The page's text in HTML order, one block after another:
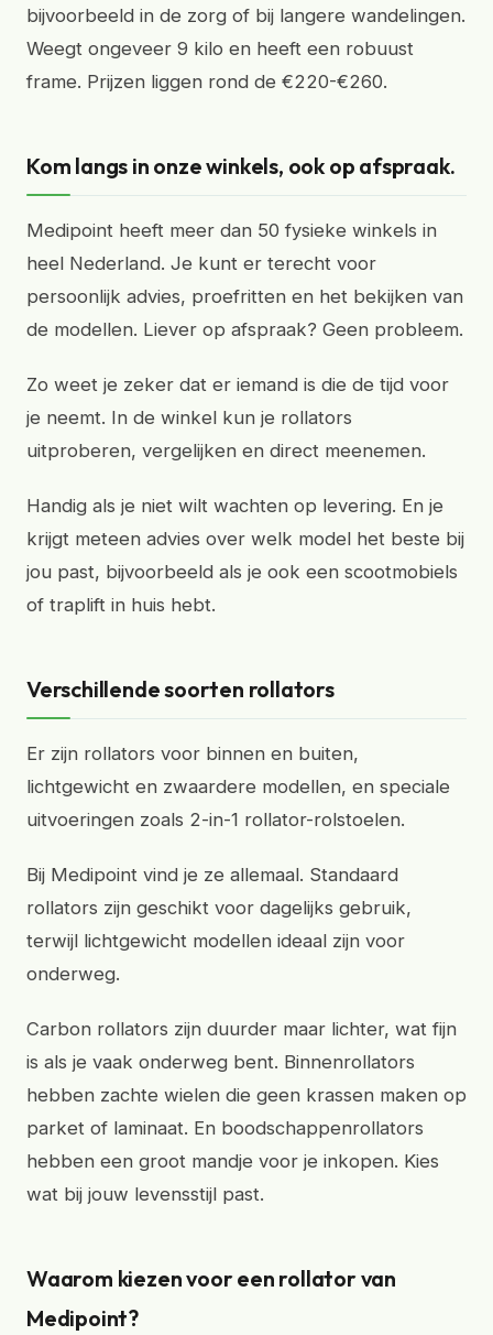
bijvoorbeeld in de zorg of bij langere wandelingen.
Weegt ongeveer 9 kilo en heeft een robuust
frame. Prijzen liggen rond de €220-€260.
Kom langs in onze winkels, ook op afspraak.
Medipoint heeft meer dan 50 fysieke winkels in
heel Nederland. Je kunt er terecht voor
persoonlijk advies, proefritten en het bekijken van
de modellen. Liever op afspraak? Geen probleem.
Zo weet je zeker dat er iemand is die de tijd voor
je neemt. In de winkel kun je rollators
uitproberen, vergelijken en direct meenemen.
Handig als je niet wilt wachten op levering. En je
krijgt meteen advies over welk model het beste bij
jou past, bijvoorbeeld als je ook een scootmobiels
of traplift in huis hebt.
Verschillende soorten rollators
Er zijn rollators voor binnen en buiten,
lichtgewicht en zwaardere modellen, en speciale
uitvoeringen zoals 2-in-1 rollator-rolstoelen.
Bij Medipoint vind je ze allemaal. Standaard
rollators zijn geschikt voor dagelijks gebruik,
terwijl lichtgewicht modellen ideaal zijn voor
onderweg.
Carbon rollators zijn duurder maar lichter, wat fijn
is als je vaak onderweg bent. Binnenrollators
hebben zachte wielen die geen krassen maken op
parket of laminaat. En boodschappenrollators
hebben een groot mandje voor je inkopen. Kies
wat bij jouw levensstijl past.
Waarom kiezen voor een rollator van
Medipoint?